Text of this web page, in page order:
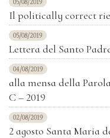
05/08/2019
Il politically correct
05/08/2019
Lettera del Santo
04/08/2019
alla mensa della
C – 2019
02/08/2019
2 agosto Santa Maria